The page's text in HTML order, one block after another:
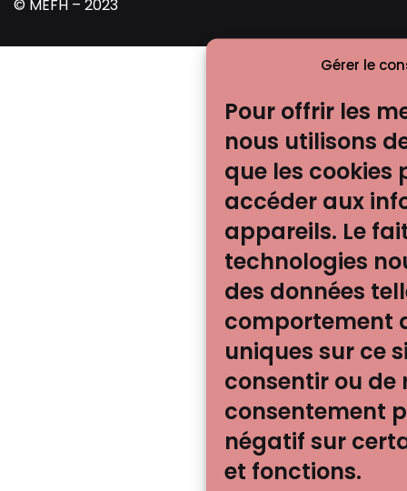
Gérer le
Pour offrir les
nous utilisons
que les
accéder aux
appareils. Le
technologies
des données
comportement
uniques sur ce
consentir ou de
consentement
négatif sur
et fonctions.
© MEFH – 2023